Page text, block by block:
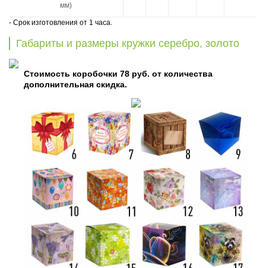
мм)
- Срок изготовления от 1 часа.
Габариты и размеры кружки серебро, золото
Стоимость коробочки 78 руб. от количества
дополнительная скидка.